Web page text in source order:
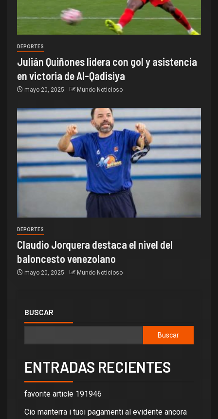
DEPORTES
Julián Quiñones lidera con gol y asistencia
en victoria de Al-Qadisiya
mayo 20, 2025 Mundo Noticioso
DEPORTES
Claudio Jorquera destaca el nivel del
baloncesto venezolano
mayo 20, 2025 Mundo Noticioso
BUSCAR
Buscar
ENTRADAS RECIENTES
favorite article 191946
Cio manterra i tuoi pagamenti al evidente ancora